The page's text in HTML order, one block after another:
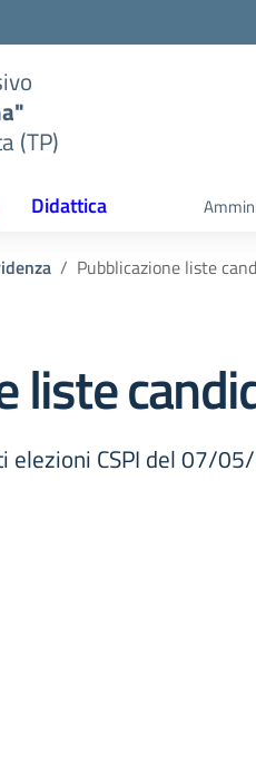
(TP)
Didattica
Pubblicazione liste
liste
elezioni CSPI del 07/